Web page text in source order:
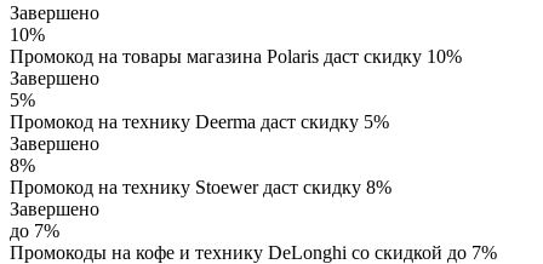
Завершено
10%
Промокод на товары магазина Polaris даст скидку 10%
Завершено
5%
Промокод на технику Deerma даст скидку 5%
Завершено
8%
Промокод на технику Stoewer даст скидку 8%
Завершено
до 7%
Промокоды на кофе и технику DeLonghi со скидкой до 7%